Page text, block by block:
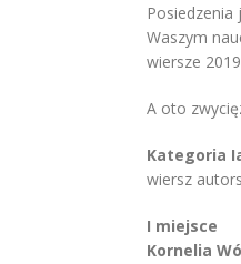
Posiedzenia
Waszym
wiersze
A oto
Kategoria
wiersz
I miejsce
Kornelia